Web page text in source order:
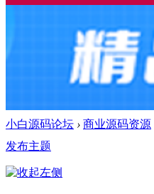
小白源码论坛 › 商业源码资源
发布主题